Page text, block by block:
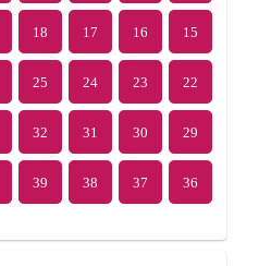
15
16
17
18
22
23
24
25
29
30
31
32
36
37
38
39